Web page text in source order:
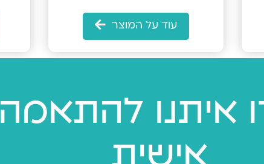
עוד על המוצר
איתנו להתאמה
אישית